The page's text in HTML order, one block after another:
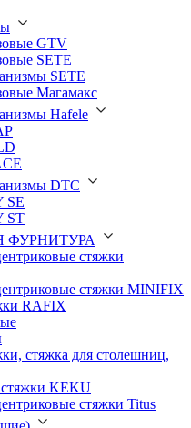
GTV
SETE
SETE
Магамакс
Hafele
DTC
SE
ST
ФУРНИТУРА
стяжки
стяжки MINIFIX
RAFIX
стяжка для столешниц,
KEKU
стяжки Titus